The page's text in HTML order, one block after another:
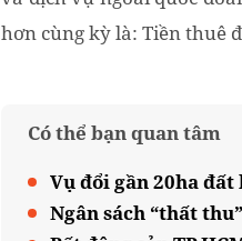
hơn cùng kỳ là: Tiền thuê
Có thể bạn quan tâm
Vụ đổi gần 20ha
Ngân sách “thất